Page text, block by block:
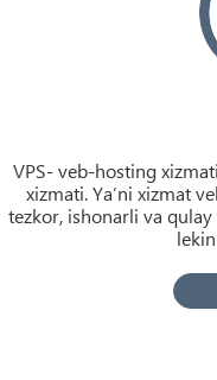
VPS- veb-hosting
xizmati. Ya’ni xizmat
tezkor, ishonarli va